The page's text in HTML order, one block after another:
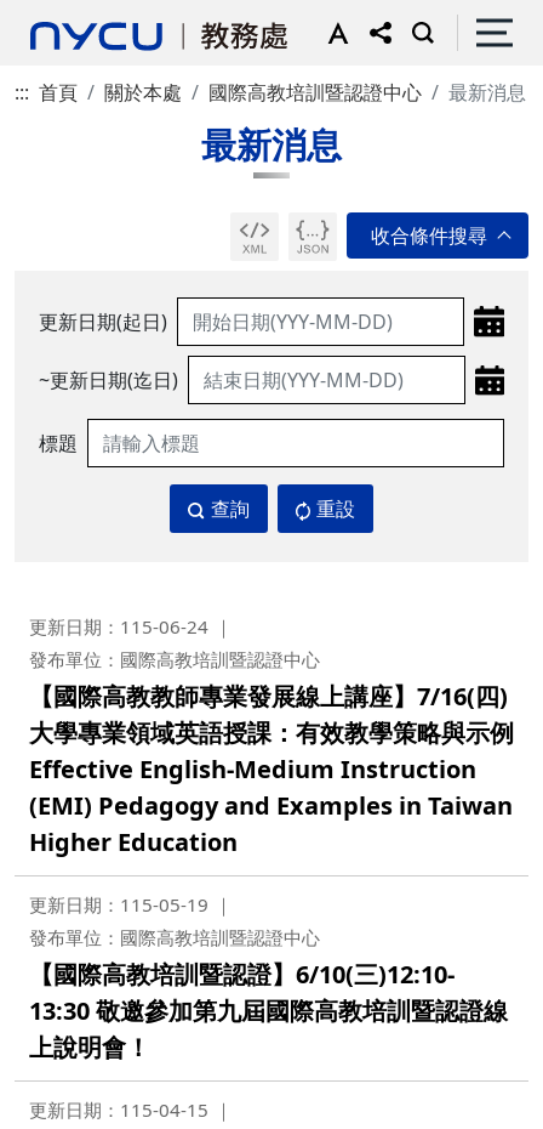
::: 首頁 關於本處 國際高教培訓暨認證中心 最新消息
最新消息
更新日期(起日)
~更新日期(迄日)
標題
查詢 重設
更新日期：115-06-24
發布單位：國際高教培訓暨認證中心
【國際高教教師專業發展線上講座】7/16(四)
大學專業領域英語授課：有效教學策略與示例
Effective English-Medium Instruction
(EMI) Pedagogy and Examples in Taiwan
Higher Education
更新日期：115-05-19
發布單位：國際高教培訓暨認證中心
【國際高教培訓暨認證】6/10(三)12:10-
13:30 敬邀參加第九屆國際高教培訓暨認證線
上說明會！
更新日期：115-04-15